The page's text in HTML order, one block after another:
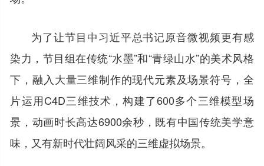
为了让节目中习近平总书记原音微视频更有感
染力，节目组在传统“水墨”和“青绿山水”的美术风格
下，融入大量三维制作的现代元素及场景符号，全
片运用C4D三维技术，构建了600多个三维模型场
景，动画时长高达6900余秒，既有中国传统美学意
味，又有新时代壮阔风采的三维虚拟场景。